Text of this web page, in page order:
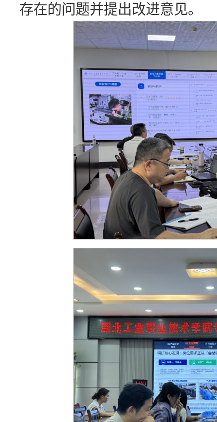
存在的问题并提出改进意见。